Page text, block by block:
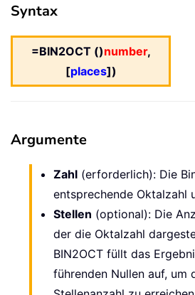
Syntax
=BIN2OCT ()number,
[places])
Argumente
Zahl (erforderlich): Die
entsprechende Oktalzahl
Stellen (optional): Die
der die Oktalzahl
BIN2OCT füllt das
führenden Nullen auf, um